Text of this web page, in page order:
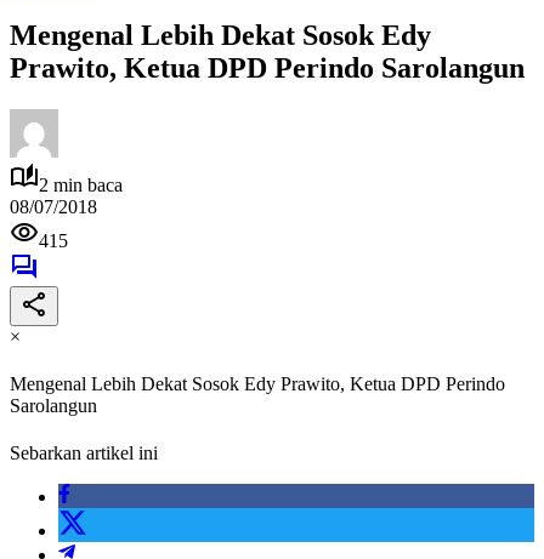
Mengenal Lebih Dekat Sosok Edy
Prawito, Ketua DPD Perindo Sarolangun
2 min baca
08/07/2018
415
×
Mengenal Lebih Dekat Sosok Edy Prawito, Ketua DPD Perindo
Sarolangun
Sebarkan artikel ini